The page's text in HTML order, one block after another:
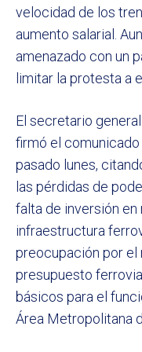
velocidad de los
aumento salarial.
amenazado con un
limitar la protesta a
El secretario
firmó el comunicado
pasado lunes,
las pérdidas de
falta de inversión
infraestructura
preocupación por el
presupuesto
básicos para el
Área Metropolitana